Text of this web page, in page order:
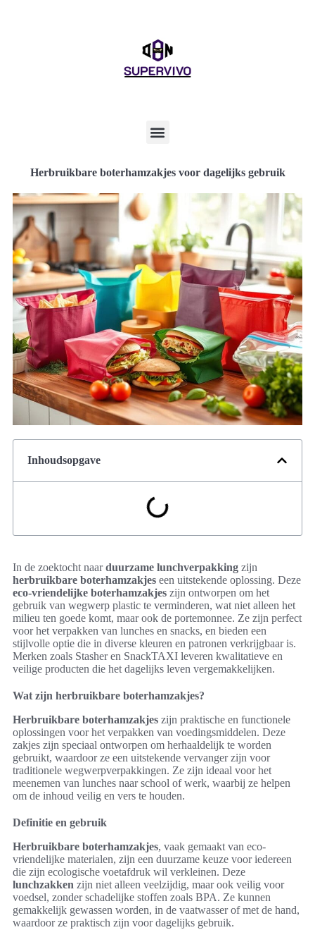
Herbruikbare boterhamzakjes voor dagelijks gebruik
Inhoudsopgave
In de zoektocht naarduurzame lunchverpakking zijn
herbruikbare boterhamzakjes een uitstekende oplossing. Deze
eco-vriendelijke boterhamzakjes zijn ontworpen om het
gebruik van wegwerp plastic te verminderen, wat niet alleen het
milieu ten goede komt, maar ook de portemonnee. Ze zijn perfect
voor het verpakken van lunches en snacks, en bieden een
stijlvolle optie die in diverse kleuren en patronen verkrijgbaar is.
Merken zoals Stasher en SnackTAXI leveren kwalitatieve en
veilige producten die het dagelijks leven vergemakkelijken.
Wat zijn herbruikbare boterhamzakjes?
Herbruikbare boterhamzakjes zijn praktische en functionele
oplossingen voor het verpakken van voedingsmiddelen. Deze
zakjes zijn speciaal ontworpen om herhaaldelijk te worden
gebruikt, waardoor ze een uitstekende vervanger zijn voor
traditionele wegwerpverpakkingen. Ze zijn ideaal voor het
meenemen van lunches naar school of werk, waarbij ze helpen
om de inhoud veilig en vers te houden.
Definitie en gebruik
Herbruikbare boterhamzakjes, vaak gemaakt van eco-
vriendelijke materialen, zijn een duurzame keuze voor iedereen
die zijn ecologische voetafdruk wil verkleinen. Deze
lunchzakken zijn niet alleen veelzijdig, maar ook veilig voor
voedsel, zonder schadelijke stoffen zoals BPA. Ze kunnen
gemakkelijk gewassen worden, in de vaatwasser of met de hand,
waardoor ze praktisch zijn voor dagelijks gebruik.